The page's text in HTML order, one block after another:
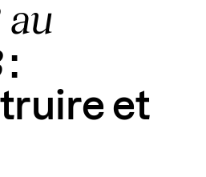
au
:
et